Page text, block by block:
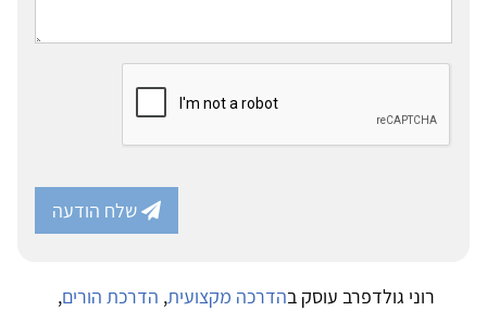
שלח הודעה
רוני גולדפרב עוסק בהדרכה מקצועית, הדרכת הורים,